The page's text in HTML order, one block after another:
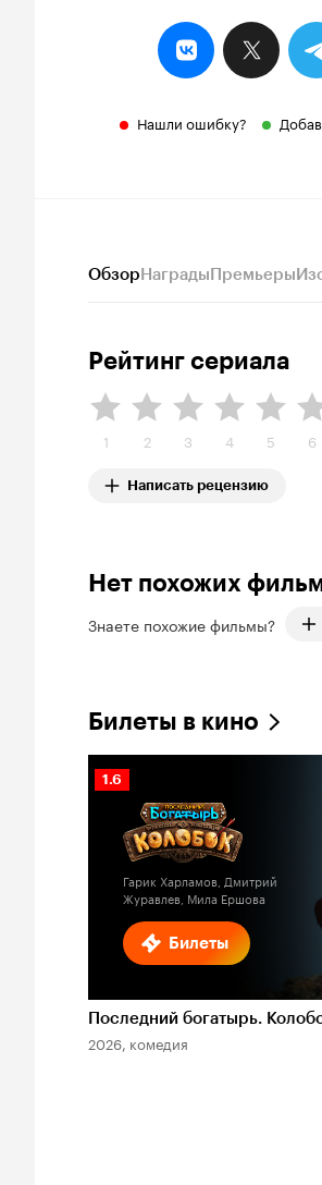
Нашли ошибку?
ОбзорНаградыПремьеры
Рейтинг сериала
1 2 3 4 5 6
Написать рецензию
Нет похожих
Знаете похожие фильмы?
Билеты в кино
Билеты
Рейтинг
Кинопоиска
1.6
Гарик Харламов, Дмитрий
Журавлев, Мила Ершова
Последний богатырь.
2026, комедия